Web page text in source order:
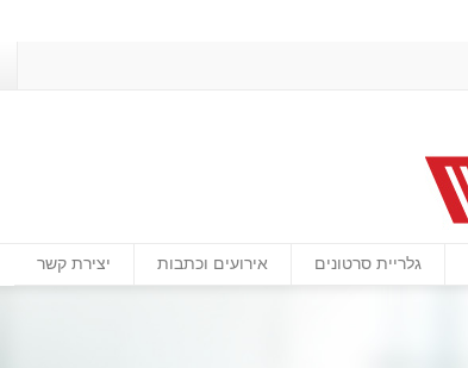
גלריית סרטונים אירועים וכתבות יצירת קשר